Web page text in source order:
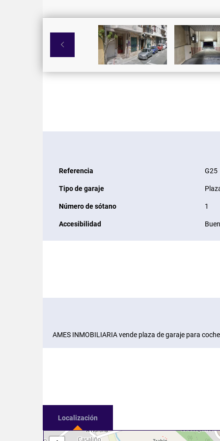

Referencia G25
Tipo de garaje
Número de sótano 1
Accesibilidad
AMES INMOBILIARIA vende plaza de garaje para
Localización